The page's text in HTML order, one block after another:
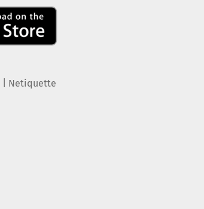
Netiquette